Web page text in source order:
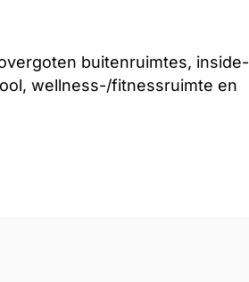
buitenruimtes, inside-
wellness-/fitnessruimte en